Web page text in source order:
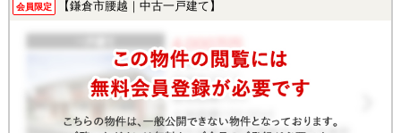
会員限定 【鎌倉市腰越｜中古一戸建て】